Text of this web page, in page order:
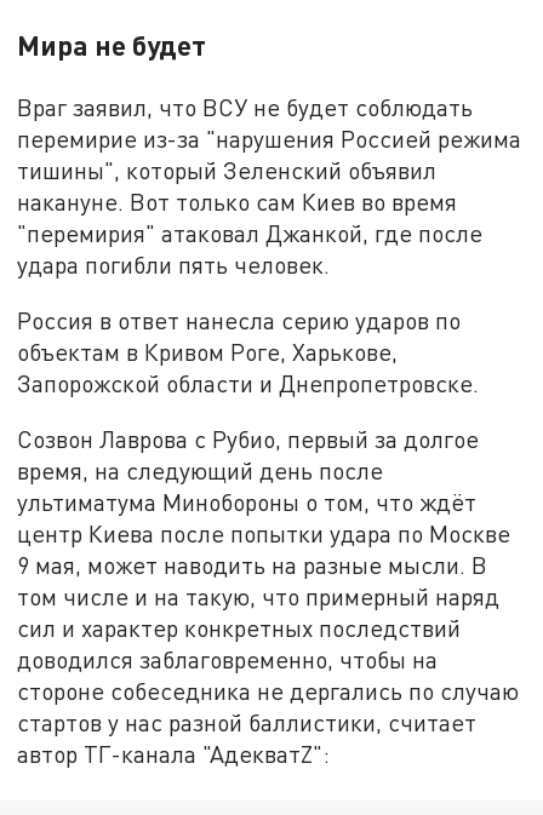
Мира не будет
Враг заявил, что ВСУ не будет соблюдать
перемирие из-за "нарушения Россией режима
тишины", который Зеленский объявил
накануне. Вот только сам Киев во время
"перемирия" атаковал Джанкой, где после
удара погибли пять человек.
Россия в ответ нанесла серию ударов по
объектам в Кривом Роге, Харькове,
Запорожской области и Днепропетровске.
Созвон Лаврова с Рубио, первый за долгое
время, на следующий день после
ультиматума Минобороны о том, что ждёт
центр Киева после попытки удара по Москве
9 мая, может наводить на разные мысли. В
том числе и на такую, что примерный наряд
сил и характер конкретных последствий
доводился заблаговременно, чтобы на
стороне собеседника не дергались по случаю
стартов у нас разной баллистики, считает
автор ТГ-канала "АдекватZ":